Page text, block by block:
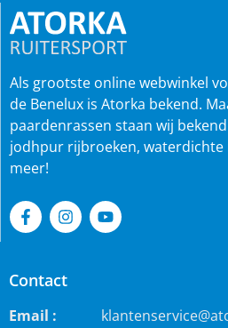
Als grootste online webwinkel
de Benelux is Atorka bekend.
paardenrassen staan wij
jodhpur rijbroeken, waterdichte
meer!
Contact
Email :